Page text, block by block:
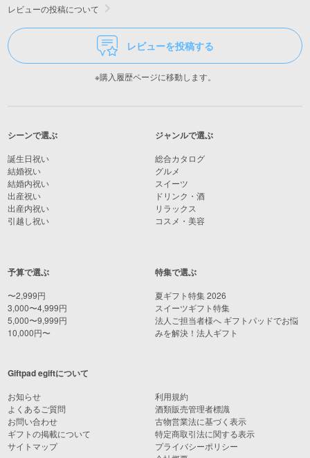
レビューの投稿について
レビューを投稿する
※購入履歴ページに移動します。
シーンで選ぶ
誕生日祝い
結婚祝い
結婚内祝い
出産祝い
出産内祝い
引越し祝い
予算で選ぶ
〜2,999円
3,000〜4,999円
5,000〜9,999円
10,000円〜
ジャンルで選ぶ
総合カタログ
グルメ
スイーツ
ドリンク・酒
リラックス
コスメ・美容
特集で選ぶ
夏ギフト特集 2026
スイーツギフト特集
法人ご担当者様へ ギフトパッドでお悩
みを解決！法人ギフト
Giftpad egiftについて
お知らせ
よくあるご質問
お問い合わせ
ギフトの掲載について
サイトマップ
利用規約
酒類販売管理者標識
古物営業法に基づく表示
特定商取引法に関する表示
プライバシーポリシー